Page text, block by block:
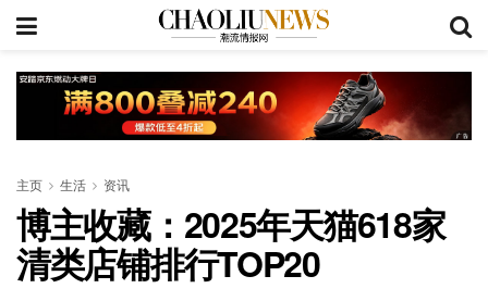
主页 生活 资讯
博主收藏：2025年天猫618家
清类店铺排行TOP20